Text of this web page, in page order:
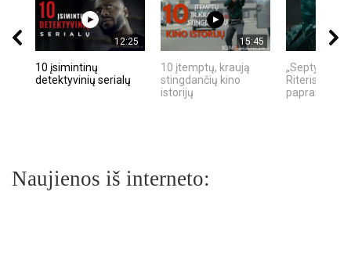
12:25
10 įsimintinų
detektyvinių serialų
15:45
10 įtemptų, kraują
stingdančių kino
istorijų
„Septynių
Riteris" – kai
Naujienos iš interneto: